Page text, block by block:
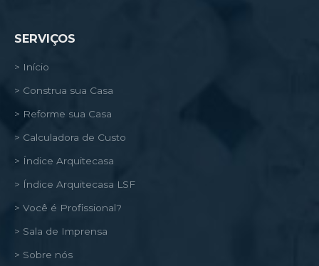
SERVIÇOS
> Início
> Construa sua Casa
> Reforme sua Casa
> Calculadora de Custo
> Índice Arquitecasa
> Índice Arquitecasa LSF
> Você é Profissional?
> Sala de Imprensa
> Sobre nós